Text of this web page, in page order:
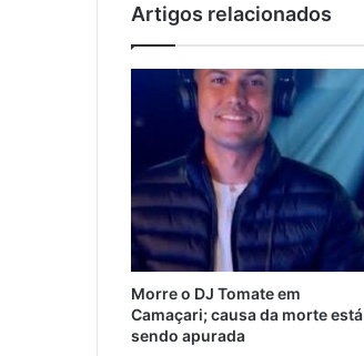
Artigos relacionados
Morre o DJ Tomate em
Camaçari; causa da morte está
sendo apurada